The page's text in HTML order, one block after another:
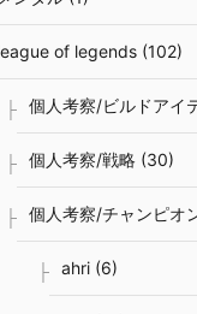
of legends (102)
個人考察/ビルドアイ
個人考察/戦略 (30)
個人考察/チャンピオ
ahri (6)